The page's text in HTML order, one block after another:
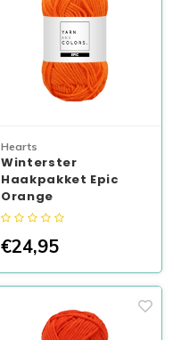
Hearts
Winterster
Haakpakket Epic
Orange
€24,95